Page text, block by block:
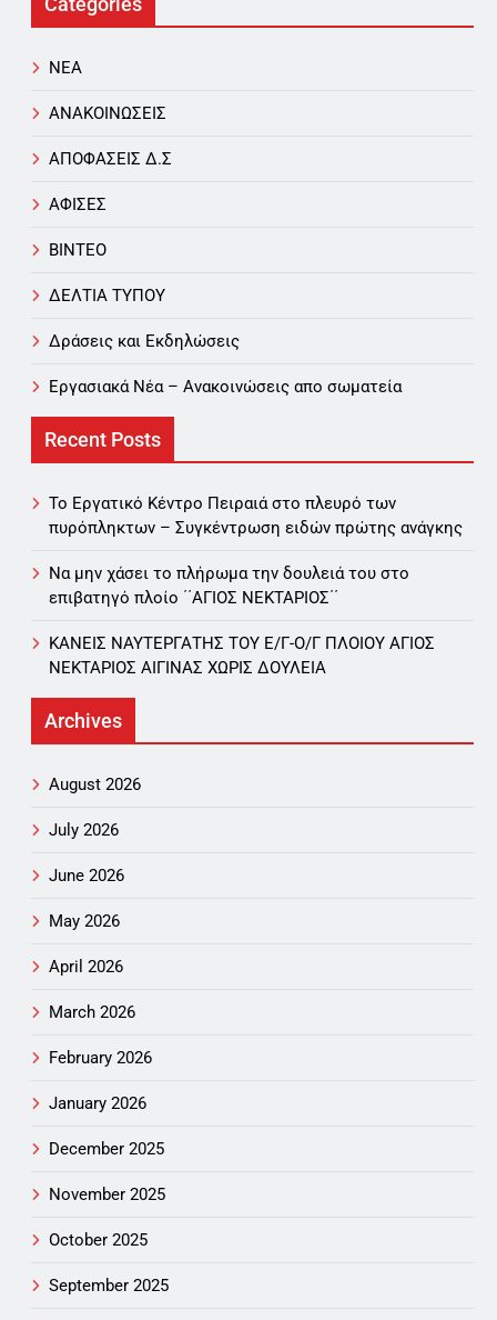
Categories
NEA
ΑΝΑΚΟΙΝΩΣΕΙΣ
ΑΠΟΦΑΣΕΙΣ Δ.Σ
ΑΦΙΣΕΣ
ΒΙΝΤΕΟ
ΔΕΛΤΙΑ ΤΥΠΟΥ
Δράσεις και Εκδηλώσεις
Εργασιακά Νέα – Aνακοινώσεις απο σωματεία
Recent Posts
Το Εργατικό Κέντρο Πειραιά στο πλευρό των
πυρόπληκτων – Συγκέντρωση ειδών πρώτης ανάγκης
Να μην χάσει το πλήρωμα την δουλειά του στο
επιβατηγό πλοίο ΄΄ΑΓΙΟΣ ΝΕΚΤΑΡΙΟΣ΄΄
ΚΑΝΕΙΣ ΝΑΥΤΕΡΓΑΤΗΣ TOY Ε/Γ-Ο/Γ ΠΛΟΙΟY ΑΓΙΟΣ
ΝΕΚΤΑΡΙΟΣ ΑΙΓΙΝΑΣ ΧΩΡΙΣ ΔΟΥΛΕΙΑ
Archives
August 2026
July 2026
June 2026
May 2026
April 2026
March 2026
February 2026
January 2026
December 2025
November 2025
October 2025
September 2025